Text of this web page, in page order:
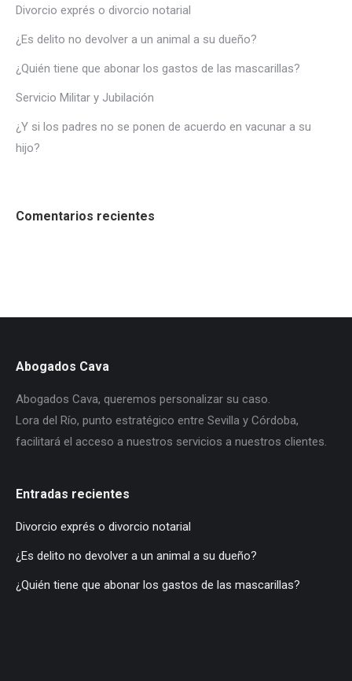
Divorcio exprés o divorcio notarial
¿Es delito no devolver a un animal a su dueño?
¿Quién tiene que abonar los gastos de las mascarillas?
Servicio Militar y Jubilación
¿Y si los padres no se ponen de acuerdo en vacunar a su
hijo?
Comentarios recientes
Abogados Cava
Abogados Cava, queremos personalizar su caso.
Lora del Río, punto estratégico entre Sevilla y Córdoba,
facilitará el acceso a nuestros servicios a nuestros clientes.
Entradas recientes
Divorcio exprés o divorcio notarial
¿Es delito no devolver a un animal a su dueño?
¿Quién tiene que abonar los gastos de las mascarillas?